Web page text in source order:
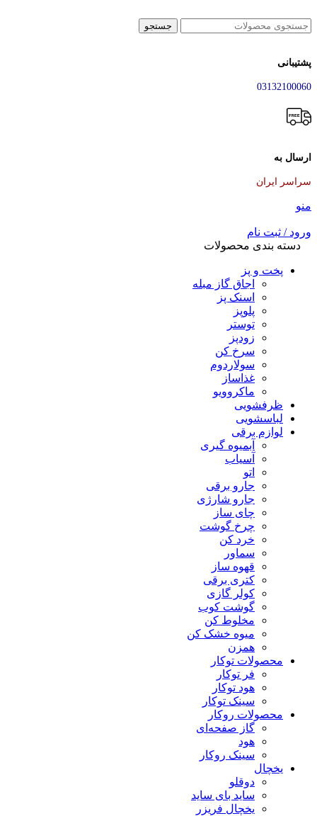
جستجو
پشتیبانی
03132100060
ارسال به
سراسر ایران
منو
ورود / ثبت نام
دسته بندی محصولات
پخت و پز
اجاق گاز مبله
اسنک پز
پلوپز
توستر
زودپز
سرخ کن
سولاردوم
غذاساز
ماکروویو
ظرفشویی
لباسشویی
لوازم برقی
آبمیوه گیری
آسیاب
اتو
جارو برقی
جارو شارژی
چای ساز
چرخ گوشت
خرد کن
سماور
قهوه ساز
کتری برقی
کولر گازی
گوشت کوب
مخلوط کن
میوه خشک کن
همزن
محصولات توکار
فر توکار
هود توکار
سینک توکار
محصولات روکار
گاز صفحه‌ای
هود
سینک روکار
یخچال
دوقلو
ساید بای ساید
یخچال فریزر